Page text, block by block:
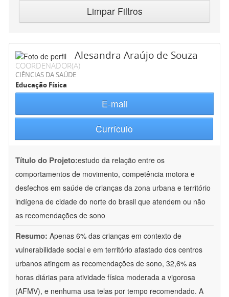
Limpar Filtros
Alesandra Araújo de Souza
COORDENADOR(A)
CIÊNCIAS DA SAÚDE
Educação Física
E-mail
Currículo
Título do Projeto:estudo da relação entre os
comportamentos de movimento, competência motora e
desfechos em saúde de crianças da zona urbana e território
indígena de cidade do norte do brasil que atendem ou não
as recomendações de sono
Resumo: Apenas 6% das crianças em contexto de
vulnerabilidade social e em território afastado dos centros
urbanos atingem as recomendações de sono, 32,6% as
horas diárias para atividade física moderada a vigorosa
(AFMV), e nenhuma usa telas por tempo recomendado. A